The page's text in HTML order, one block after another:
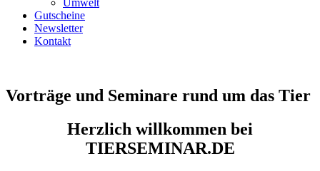
Umwelt
Gutscheine
Newsletter
Kontakt
Vorträge und Seminare rund um das Tier
Herzlich willkommen bei
TIERSEMINAR.DE